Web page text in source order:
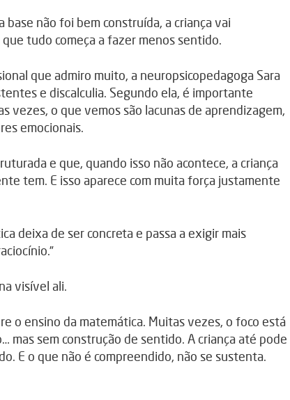
não foi bem construída, a criança vai
tudo começa a fazer menos sentido.
que admiro muito, a neuropsicopedagoga Sara
e discalculia. Segundo ela, é importante
vezes, o que vemos são lacunas de aprendizagem,
emocionais.
e que, quando isso não acontece, a criança
tem. E isso aparece com muita força justamente
deixa de ser concreta e passa a exigir mais
visível ali.
o ensino da matemática. Muitas vezes, o foco está
mas sem construção de sentido. A criança até pode
E o que não é compreendido, não se sustenta.